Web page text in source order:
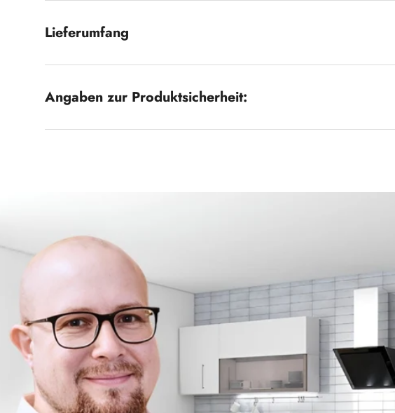
Lieferumfang
Angaben zur Produktsicherheit: